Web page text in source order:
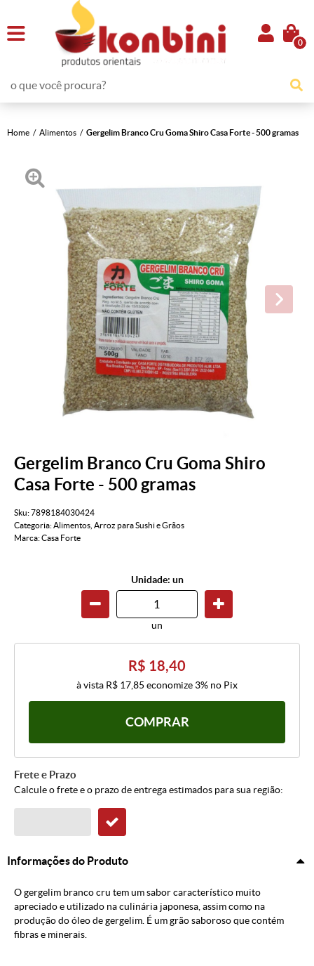
0
Home Alimentos Gergelim Branco Cru Goma Shiro Casa Forte - 500 gramas
Gergelim Branco Cru Goma Shiro
Casa Forte - 500 gramas
Sku:7898184030424
Categoria:Alimentos Arroz para Sushi e Grãos
Marca:Casa Forte
Unidade: un
un
R$ 18,40
à vista R$ 17,85 economize 3% no Pix
COMPRAR
Frete e Prazo
Calcule o frete e o prazo de entrega estimados para sua região:
Informações do Produto
O gergelim branco cru tem um sabor característico muito
apreciado e utilizado na culinária japonesa, assim como na
produção do óleo de gergelim. É um grão saboroso que contém
fibras e minerais.